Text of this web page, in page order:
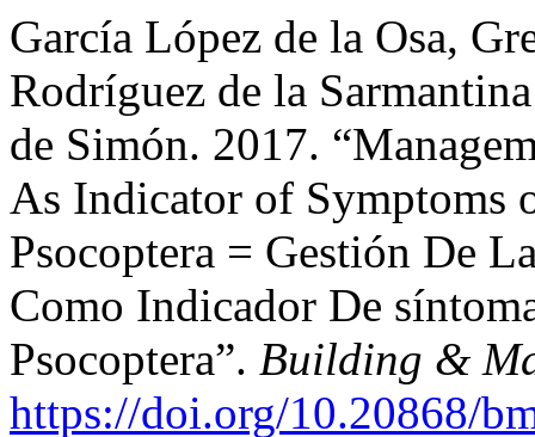
García López de la Osa,
Rodríguez de la
de Simón. 2017.
As Indicator of Symptoms
Psocoptera = Gestión De
Como Indicador De
Psocoptera”. Building &
https://doi.org/10.20868/